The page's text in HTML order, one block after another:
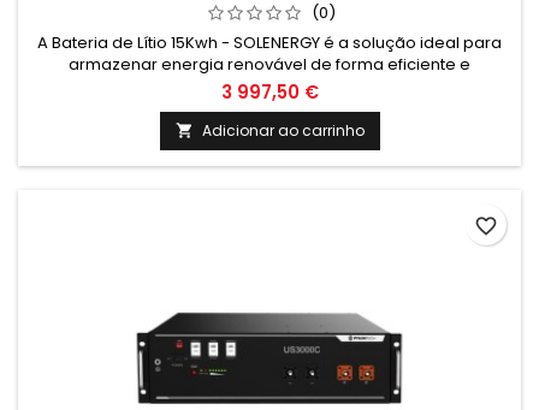
(0)
A Bateria de Lítio 15Kwh - SOLENERGY é a solução ideal para
armazenar energia renovável de forma eficiente e
sustentável. Com alta capacidade de armazenamento, é
perfeita para sistemas de climatização e energias
renováveis em residências e empresas. Garanta energia
limpa e econômica com a SOLENERGY.
3 997,50 €
 Adicionar ao carrinho
favorite_border